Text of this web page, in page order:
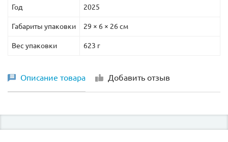
Год 2025
Габариты упаковки 29 × 6 × 26 см
Вес упаковки 623 г
Описание товара Добавить отзыв